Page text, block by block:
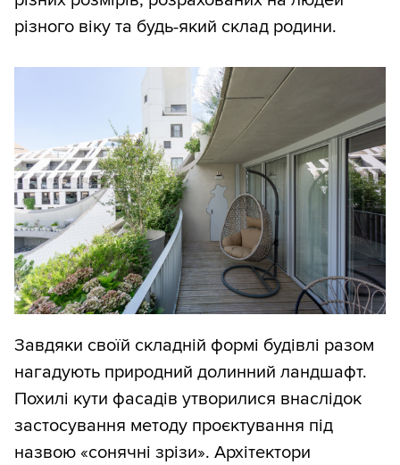
різного віку та будь-який склад родини.
Завдяки своїй складній формі будівлі разом
нагадують природний долинний ландшафт.
Похилі кути фасадів утворилися внаслідок
застосування методу проєктування під
назвою «сонячні зрізи». Архітектори